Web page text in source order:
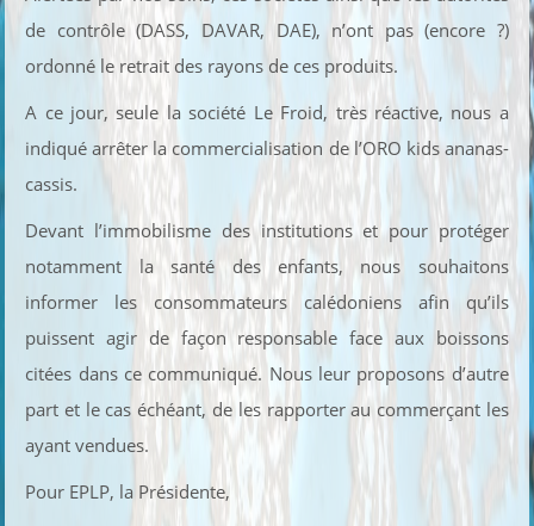
de contrôle (DASS, DAVAR, DAE), n’ont pas (encore ?)
ordonné le retrait des rayons de ces produits.
A ce jour, seule la société Le Froid, très réactive, nous a
indiqué arrêter la commercialisation de l’ORO kids ananas-
cassis.
Devant l’immobilisme des institutions et pour protéger
notamment la santé des enfants, nous souhaitons
informer les consommateurs calédoniens afin qu’ils
puissent agir de façon responsable face aux boissons
citées dans ce communiqué. Nous leur proposons d’autre
part et le cas échéant, de les rapporter au commerçant les
ayant vendues.
Pour EPLP, la Présidente,